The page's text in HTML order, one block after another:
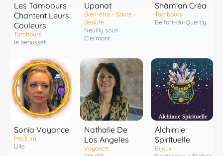
Les Tambours
Chantent Leurs
Couleurs
Tambours
le beausset
Upanat
Bien-être - Santé -
Beauté
Neuilly sous
Clermont
Shâm'an Créa
Tambours
Belfort-du-Quercy
Sonia Voyance
Médium
Lille
Nathalie De
Los Angeles
Voyance
Alchimie
Spirituelle
Bijoux